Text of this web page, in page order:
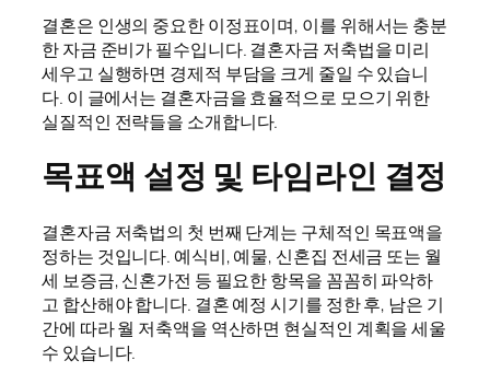
결혼은 인생의 중요한 이정표이며, 이를 위해서는 충분
한 자금 준비가 필수입니다. 결혼자금 저축법을 미리
세우고 실행하면 경제적 부담을 크게 줄일 수 있습니
다. 이 글에서는 결혼자금을 효율적으로 모으기 위한
실질적인 전략들을 소개합니다.
목표액 설정 및 타임라인 결정
결혼자금 저축법의 첫 번째 단계는 구체적인 목표액을
정하는 것입니다. 예식비, 예물, 신혼집 전세금 또는 월
세 보증금, 신혼가전 등 필요한 항목을 꼼꼼히 파악하
고 합산해야 합니다. 결혼 예정 시기를 정한 후, 남은 기
간에 따라 월 저축액을 역산하면 현실적인 계획을 세울
수 있습니다.